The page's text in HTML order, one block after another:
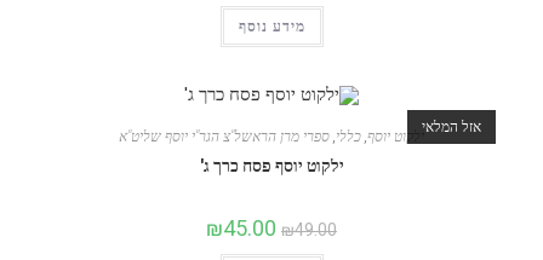
מידע נוסף
אזל המלאי
ילקוט יוסף, כללי, ספרי מרן הראשל"צ הגר"י יוסף שליט"א
ילקוט יוסף פסח כרך ג'
₪49.00
₪45.00